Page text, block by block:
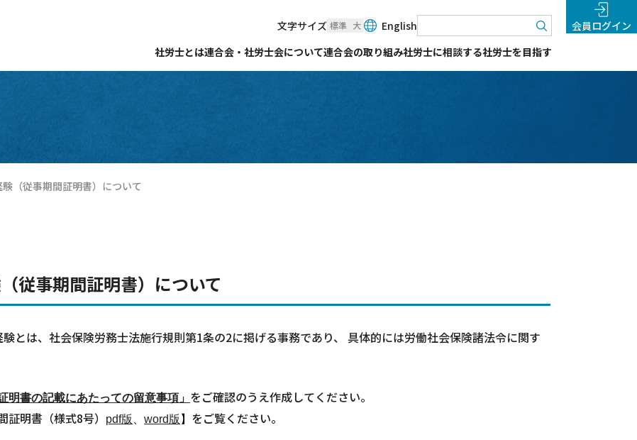
会員ログイン
文字サイズ 標準 大 English 検索
社労士とは連合会・社労士会について連合会の取り組み社労士に相談する社労士を目指す
（従事期間証明書）について
従事期間証明書）について
とは、社会保険労務士法施行規則第1条の2に掲げる事務であり、 具体的には労働社会保険諸法令に関す
明書の記載にあたっての留意事項」 をご確認のうえ作成してください。
明書（様式8号）
pdf版 word版 】 をご覧ください。